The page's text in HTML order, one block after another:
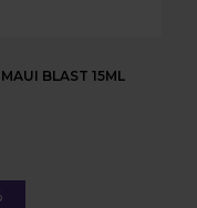
BLAST 15ML